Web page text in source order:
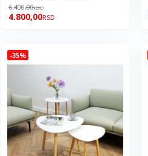
6.400,00RSD
4.800,00RSD
-35%